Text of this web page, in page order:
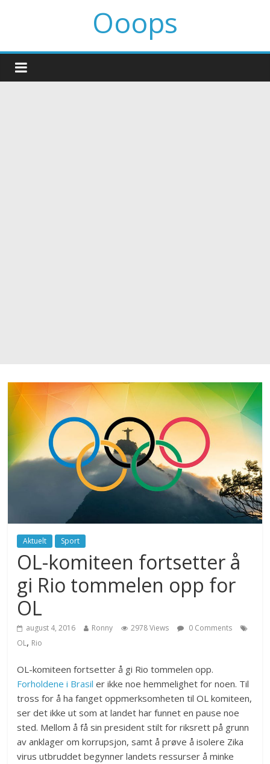
Ooops
Aktuelt Sport
OL-komiteen fortsetter å
gi Rio tommelen opp for
OL
august 4, 2016 Ronny 2978 Views
0 Comments
OL, Rio
OL-komiteen fortsetter å gi Rio tommelen opp.
Forholdene i Brasil er ikke noe hemmelighet for noen. Til
tross for å ha fanget oppmerksomheten til OL komiteen,
ser det ikke ut som at landet har funnet en pause noe
sted. Mellom å få sin president stilt for riksrett på grunn
av anklager om korrupsjon, samt å prøve å isolere Zika
virus utbruddet begynner landets ressurser å minke